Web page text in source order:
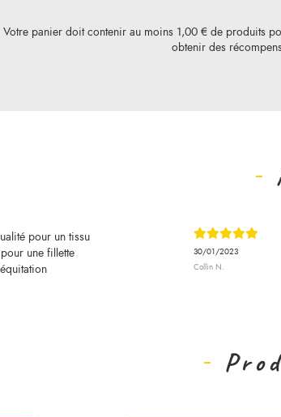
Votre panier doit contenir au moins 1,00 € de produits
obtenir des
pour un tissu
une fillette
30/01/2023
Collin N.